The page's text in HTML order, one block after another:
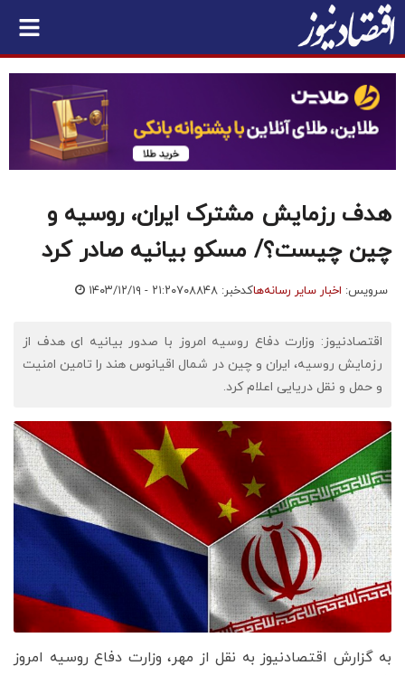
هدف رزمایش مشترک ایران، روسیه و
چین چیست؟/ مسکو بیانیه صادر کرد
سرویس: اخبار سایر رسانه‌هاکدخبر: ۷۰۸۸۴۸ ۱۴۰۳/۱۲/۱۹ - ۲۱:۲۰
اقتصادنیوز: وزارت دفاع روسیه امروز با صدور بیانیه ای هدف از
رزمایش روسیه، ایران و چین در شمال اقیانوس هند را تامین امنیت
و حمل و نقل دریایی اعلام کرد.
به گزارش اقتصادنیوز به نقل از مهر، وزارت دفاع روسیه امروز